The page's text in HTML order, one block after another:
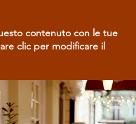
contenuto con le tue
clic per modificare il